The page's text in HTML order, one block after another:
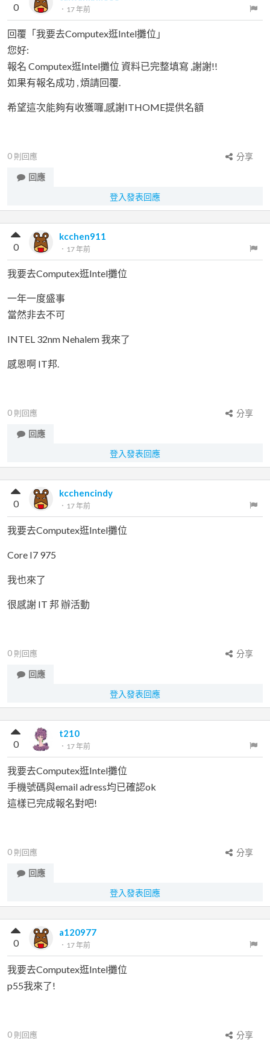
． 17 年前
0
回覆「我要去Computex逛Intel攤位」
您好:
報名 Computex逛Intel攤位 資料已完整填寫 ,謝謝!!
如果有報名成功 , 煩請回覆.
希望這次能夠有收獲囉,感謝ITHOME提供名額
0 則回應
分享
回應
登入發表回應
kcchen911
． 17 年前
0
我要去Computex逛Intel攤位
一年一度盛事
當然非去不可
INTEL 32nm Nehalem 我來了
感恩啊 IT邦.
0 則回應
分享
回應
登入發表回應
kcchencindy
． 17 年前
0
我要去Computex逛Intel攤位
Core I7 975
我也來了
很感謝 IT 邦 辦活動
0 則回應
分享
回應
登入發表回應
t210
． 17 年前
0
我要去Computex逛Intel攤位
手機號碼與email adress均已確認ok
這樣已完成報名對吧!
0 則回應
分享
回應
登入發表回應
a120977
． 17 年前
0
我要去Computex逛Intel攤位
p55我來了!
0 則回應 分享